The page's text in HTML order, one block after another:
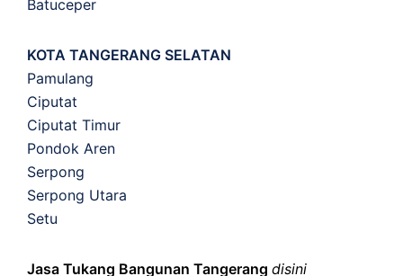
Batuceper
KOTA TANGERANG SELATAN
Pamulang
Ciputat
Ciputat Timur
Pondok Aren
Serpong
Serpong Utara
Setu
Jasa Tukang Bangunan Tangerang disini